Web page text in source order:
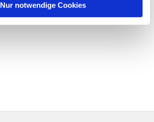
Nur notwendige Cookies